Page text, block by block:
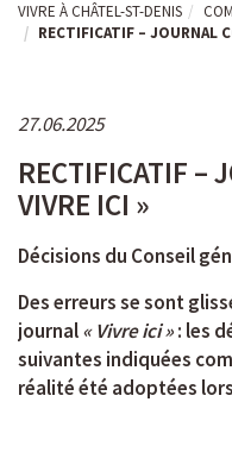
VIVRE À CHÂTEL-ST-DENIS
RECTIFICATIF – JOURNAL
27.06.2025
RECTIFICATIF –
VIVRE ICI »
Décisions du Conseil
Des erreurs se sont
journal« Vivre ici »: les
suivantes indiquées
réalité été adoptées